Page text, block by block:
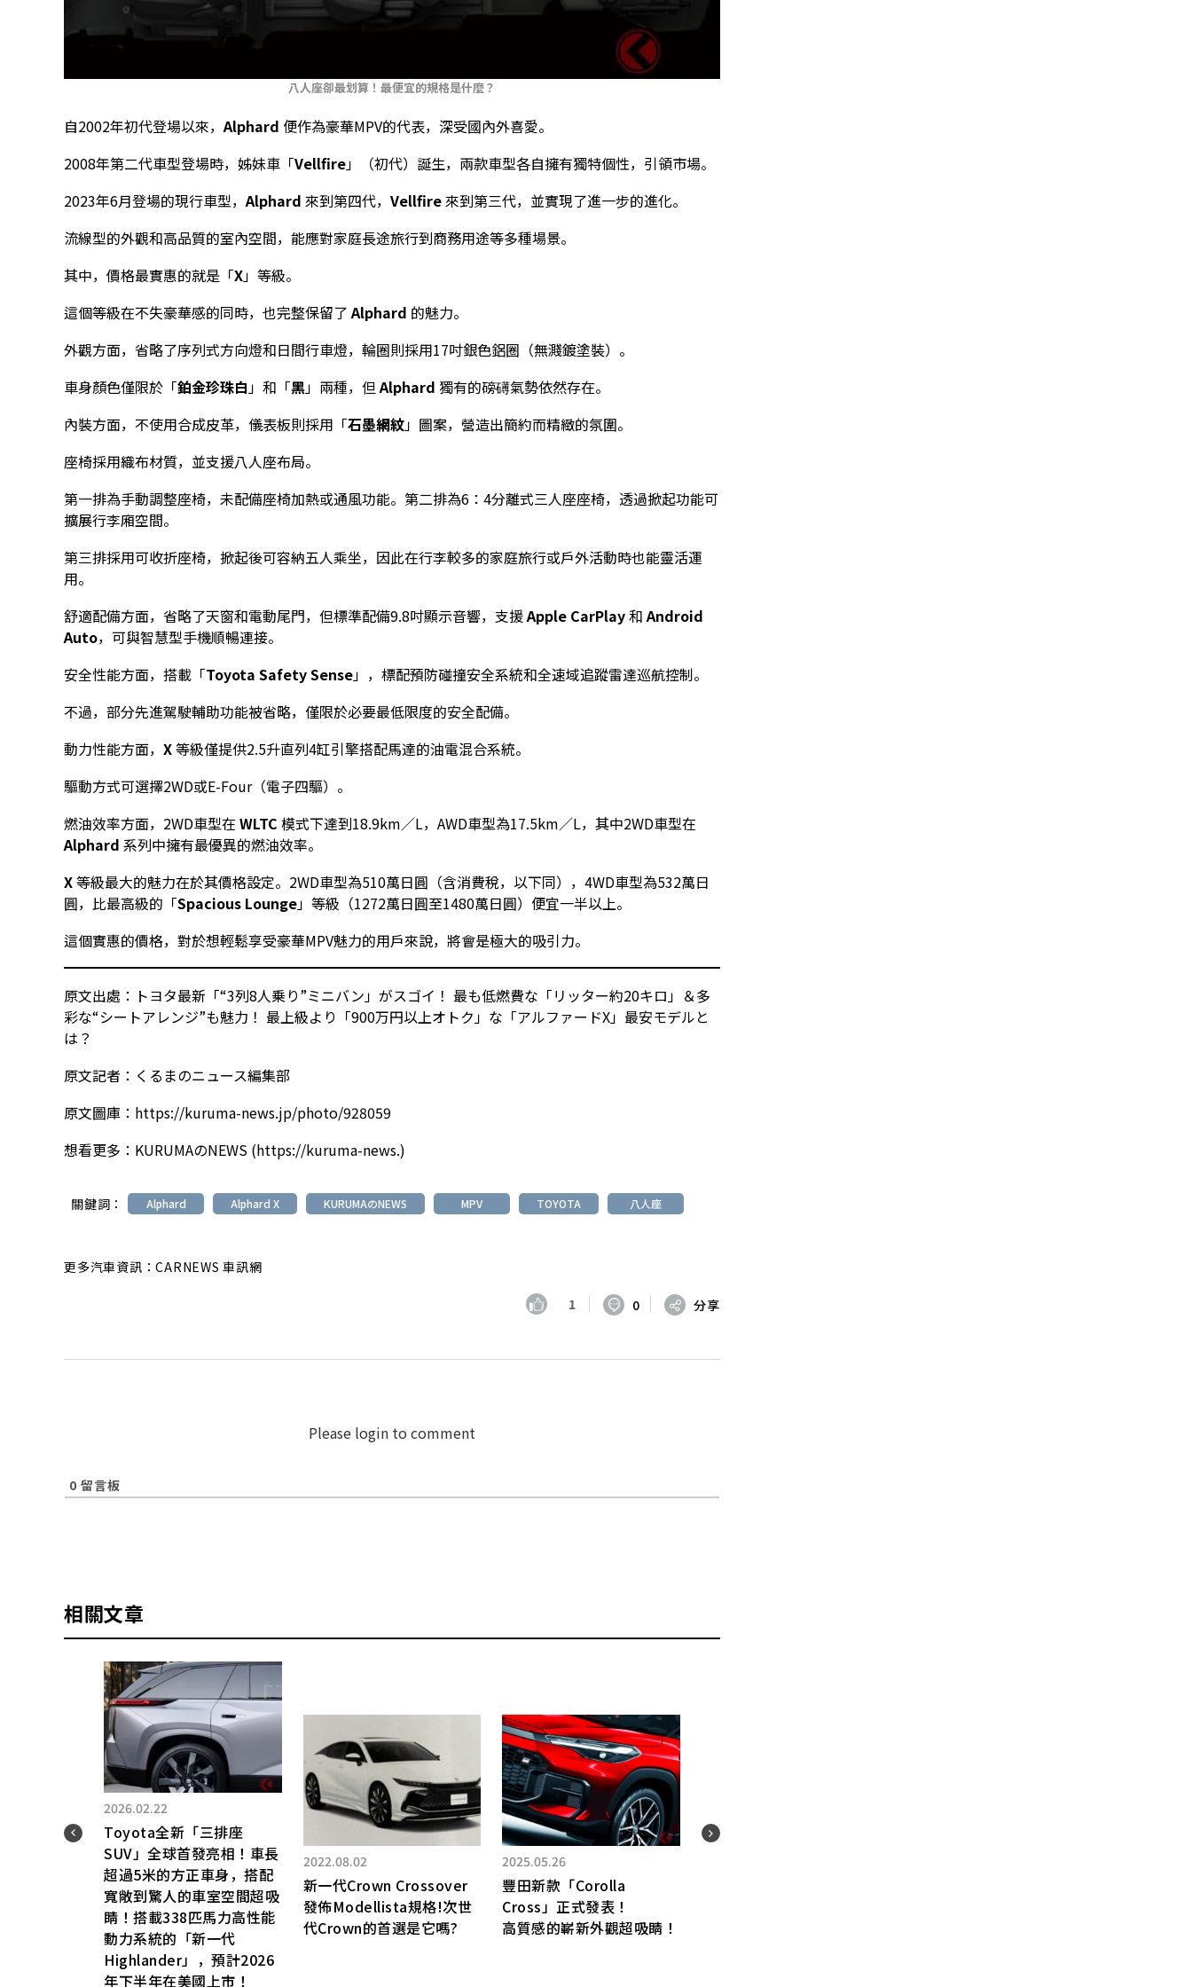
八人座卻最划算！最便宜的規格是什麼？
自2002年初代登場以來，Alphard 便作為豪華MPV的代表，深受國內外喜愛。
2008年第二代車型登場時，姊妹車「Vellfire」（初代）誕生，兩款車型各自擁有獨特個性，引領市場。
2023年6月登場的現行車型，Alphard 來到第四代， Vellfire來到第三代，並實現了進一步的進化。
流線型的外觀和高品質的室內空間，能應對家庭長途旅行到商務用途等多種場景。
其中，價格最實惠的就是「X」等級。
這個等級在不失豪華感的同時，也完整保留了Alphard 的魅力。
外觀方面，省略了序列式方向燈和日間行車燈，輪圈則採用17吋銀色鋁圈（無濺鍍塗裝）。
車身顏色僅限於「鉑金珍珠白」和「黑」兩種，但Alphard 獨有的磅礡氣勢依然存在。
內裝方面，不使用合成皮革，儀表板則採用「石墨網紋」圖案，營造出簡約而精緻的氛圍。
座椅採用織布材質，並支援八人座布局。
第一排為手動調整座椅，未配備座椅加熱或通風功能。第二排為6：4分離式三人座座椅，透過掀起功能可
擴展行李廂空間。
第三排採用可收折座椅，掀起後可容納五人乘坐，因此在行李較多的家庭旅行或戶外活動時也能靈活運
用。
舒適配備方面，省略了天窗和電動尾門，但標準配備9.8吋顯示音響，支援Apple CarPlay和Android
Auto，可與智慧型手機順暢連接。
安全性能方面，搭載「Toyota Safety Sense」，標配預防碰撞安全系統和全速域追蹤雷達巡航控制。
不過，部分先進駕駛輔助功能被省略，僅限於必要最低限度的安全配備。
動力性能方面， X等級僅提供2.5升直列4缸引擎搭配馬達的油電混合系統。
驅動方式可選擇2WD或E-Four（電子四驅）。
燃油效率方面，2WD車型在 WLTC 模式下達到18.9km／L，AWD車型為17.5km／L，其中2WD車型在
Alphard 系列中擁有最優異的燃油效率。
X等級最大的魅力在於其價格設定。2WD車型為510萬日圓（含消費稅，以下同），4WD車型為532萬日
圓，比最高級的「Spacious Lounge」等級（1272萬日圓至1480萬日圓）便宜一半以上。
這個實惠的價格，對於想輕鬆享受豪華MPV魅力的用戶來說，將會是極大的吸引力。
原文出處： トヨタ最新「“3列8人乗り”ミニバン」がスゴイ！ 最も低燃費な「リッター約20キロ」＆多
彩な“シートアレンジ”も魅力！ 最上級より「900万円以上オトク」な「アルファードX」最安モデルと
は？
原文記者： くるまのニュース編集部
原文圖庫： https://kuruma-news.jp/photo/928059
想看更多： KURUMAのNEWS (https://kuruma-news.)
關鍵詞： Alphard Alphard X KURUMAのNEWS MPV TOYOTA 八人座
更多汽車資訊：CARNEWS 車訊網
1 0 分享
Please login to comment
0 留言板
相關文章
2026.02.22
Toyota全新「三排座
SUV」全球首發亮相！車長
超過5米的方正車身，搭配
寬敞到驚人的車室空間超吸
睛！搭載338匹馬力高性能
動力系統的「新一代
Highlander」，預計2026
年下半年在美國上市！
2022.08.02
新一代Crown Crossover
發佈Modellista規格!次世
代Crown的首選是它嗎?
2025.05.26
豐田新款「Corolla
Cross」正式發表！
高質感的嶄新外觀超吸睛！